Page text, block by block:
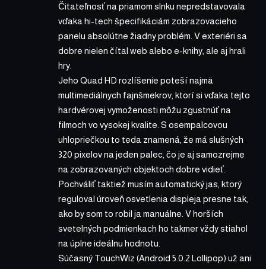
Čitateľnosť na priamom slnku nepredstavovala
vďaka hi-tech špecifikáciám zobrazovacieho
panelu absolútne žiadny problém. V exteriéri sa
dobre nielen čítal web alebo e-knihy, ale aj hrali
hry.
Jeho Quad HD rozlíšenie poteší najmä
multimediálnych fajnšmekrov, ktorí si vďaka tejto
hardvérovej vymoženosti môžu zgustnúť na
filmoch vo vysokej kvalite. S osempalcovou
uhlopriečkou to teda znamená, že má slušných
320 pixelov na jeden palec, čo je aj samozrejme
na zobrazovaných objektoch dobre vidieť.
Pochváliť taktiež musím automatický jas, ktorý
reguloval úroveň osvetlenia displeja presne tak,
ako by som to robil ja manuálne. V horších
svetelných podmienkach ho takmer vždy stiahol
na úplne ideálnu hodnotu.
Súčasný TouchWiz (Android 5.0.2 Lollipop) už ani